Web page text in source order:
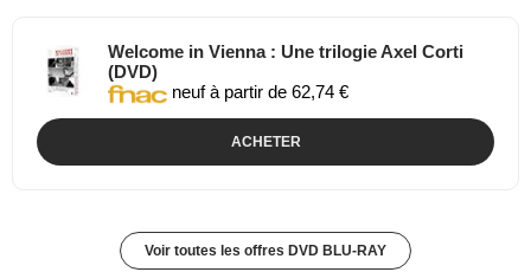
Welcome in Vienna : Une trilogie Axel Corti
(DVD)
neuf à partir de 62,74 €
ACHETER
Voir toutes les offres DVD BLU-RAY